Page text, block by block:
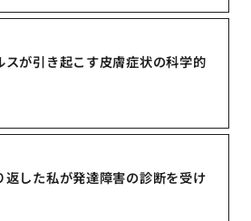
スが引き起こす皮膚症状の科学的
返した私が発達障害の診断を受け